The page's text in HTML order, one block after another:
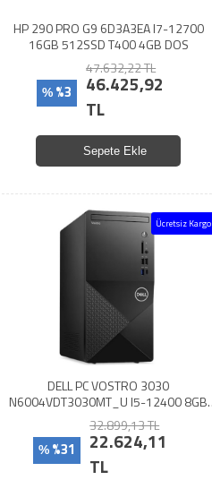
HP 290 PRO G9 6D3A3EA I7-12700
16GB 512SSD T400 4GB DOS
% %3
47.632,22 TL
46.425,92
TL
Sepete Ekle
Ücretsiz Kargo
DELL PC VOSTRO 3030
N6004VDT3030MT_U I5-12400 8GB
512SSD UHD 730 UBUNTU
% %31
32.899,13 TL
22.624,11
TL